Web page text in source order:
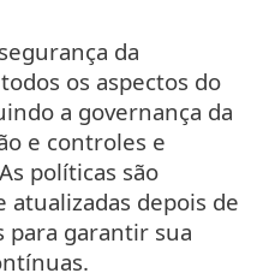
da
os aspectos do
a governança da
e controles e
políticas são
atualizadas depois de
para garantir sua